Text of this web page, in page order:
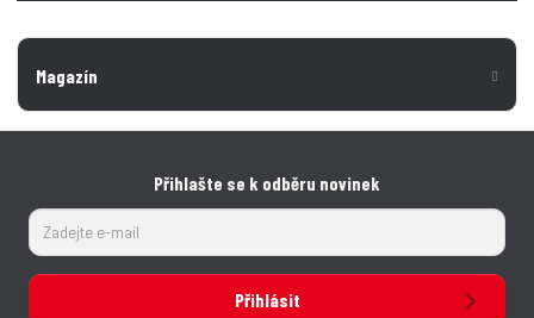
Magazín
Přihlašte se k odběru novinek
Přihlásit